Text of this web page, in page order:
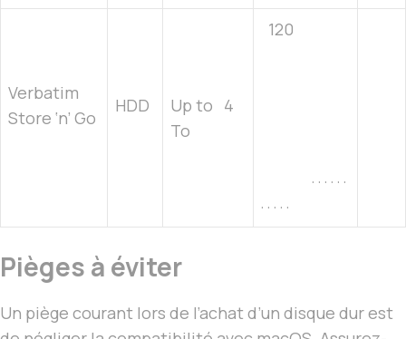
Verbatim
Store ‘n’ Go
HDD
Up to 4
To
120
· · · · · ·
· · · · ·
Pièges à éviter
Un piège courant lors de l’achat d’un disque dur est